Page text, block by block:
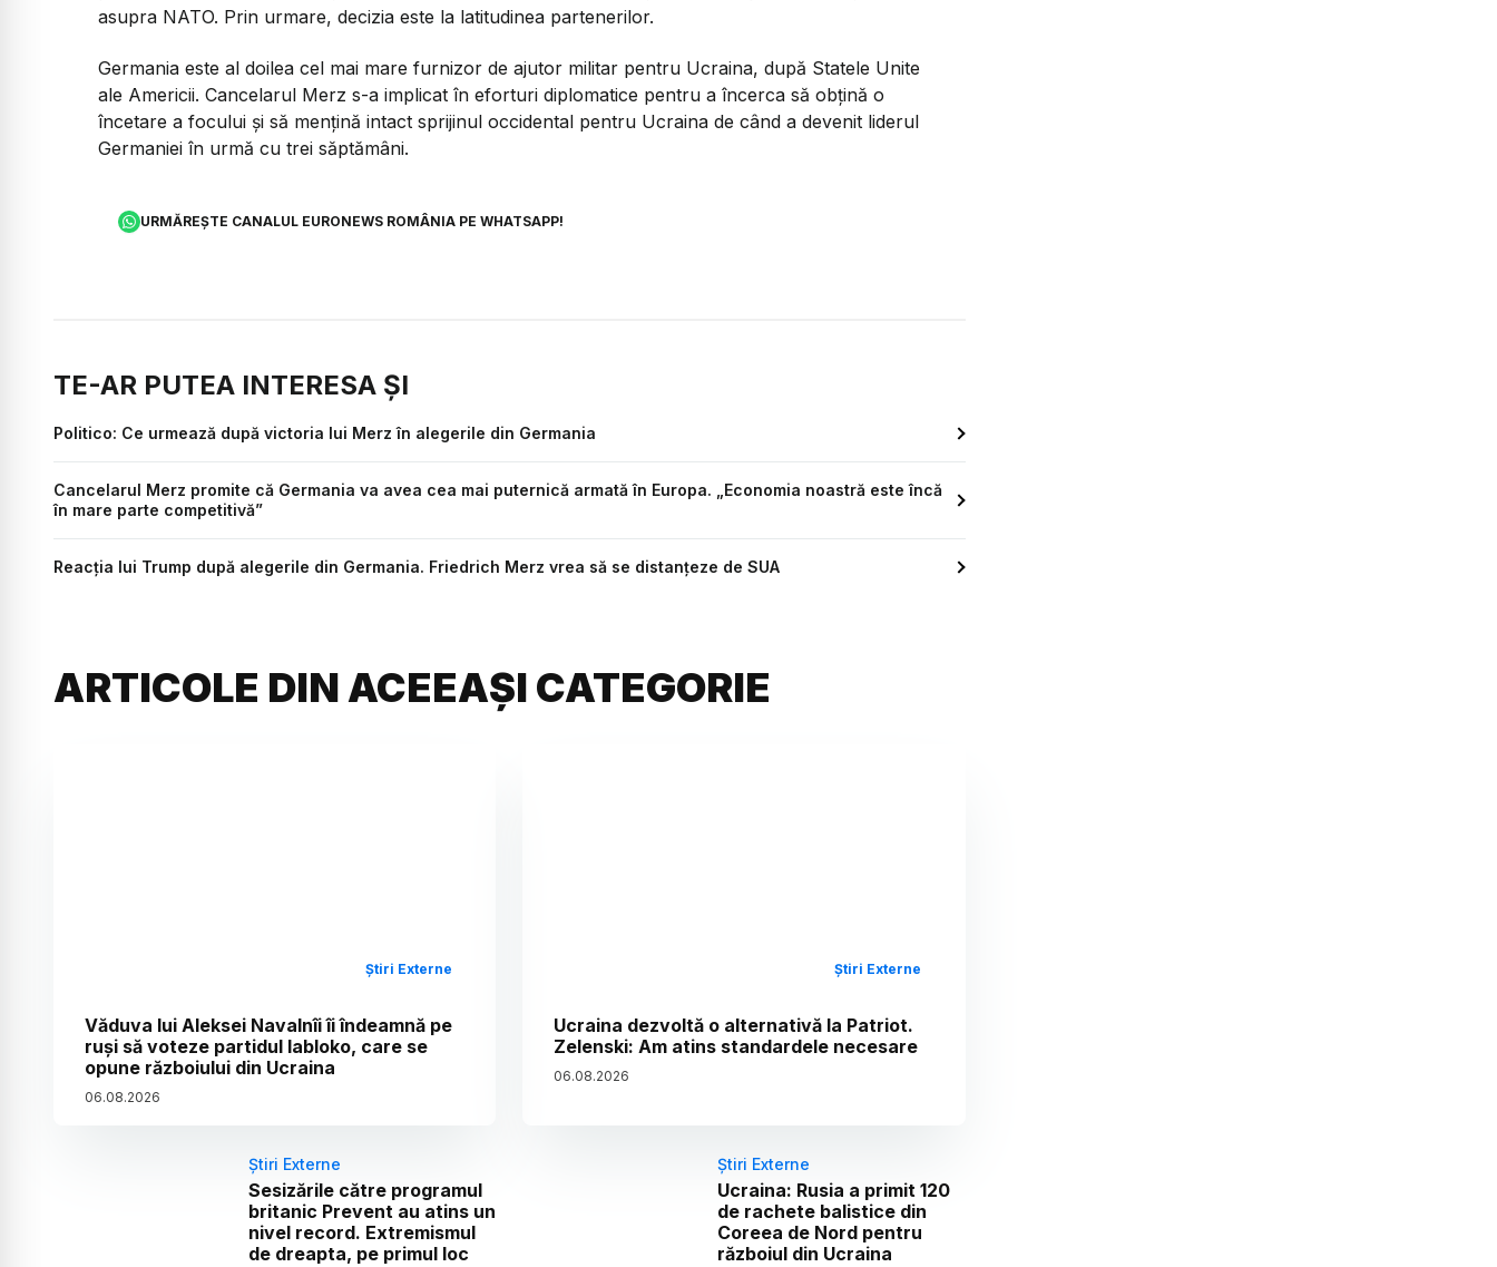
asupra NATO. Prin urmare, decizia este la latitudinea partenerilor.
Germania este al doilea cel mai mare furnizor de ajutor militar pentru Ucraina, după Statele Unite
ale Americii. Cancelarul Merz s-a implicat în eforturi diplomatice pentru a încerca să obțină o
încetare a focului și să mențină intact sprijinul occidental pentru Ucraina de când a devenit liderul
Germaniei în urmă cu trei săptămâni.
URMĂREȘTE CANALUL EURONEWS ROMÂNIA PE WHATSAPP!
TE-AR PUTEA INTERESA ȘI
Politico: Ce urmează după victoria lui Merz în alegerile din Germania
Cancelarul Merz promite că Germania va avea cea mai puternică armată în Europa. „Economia noastră este încă
în mare parte competitivă”
Reacția lui Trump după alegerile din Germania. Friedrich Merz vrea să se distanțeze de SUA
ARTICOLE DIN ACEEAȘI CATEGORIE
Știri Externe
Văduva lui Aleksei Navalnîi îi îndeamnă pe
ruși să voteze partidul Iabloko, care se
opune războiului din Ucraina
06.08.2026
Știri Externe
Ucraina dezvoltă o alternativă la Patriot.
Zelenski: Am atins standardele necesare
06.08.2026
Știri Externe
Sesizările către programul
britanic Prevent au atins un
nivel record. Extremismul
de dreapta, pe primul loc
Știri Externe
Ucraina: Rusia a primit 120
de rachete balistice din
Coreea de Nord pentru
războiul din Ucraina